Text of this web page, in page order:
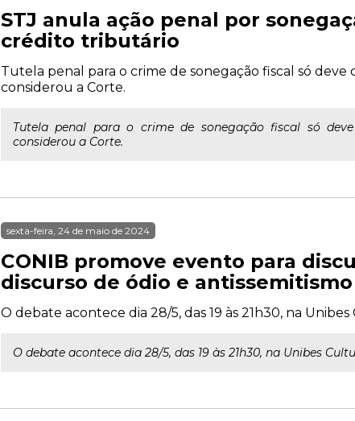
STJ anula ação penal por
crédito tributário
Tutela penal para o crime de sonegação fiscal só
considerou a Corte.
Tutela penal para o crime de sonegação fiscal só
considerou a Corte.
sexta-feira, 24 de maio de 2024
CONIB promove evento para
discurso de ódio e
O debate acontece dia 28/5, das 19 às 21h30, na
O debate acontece dia 28/5, das 19 às 21h30, na Unibes